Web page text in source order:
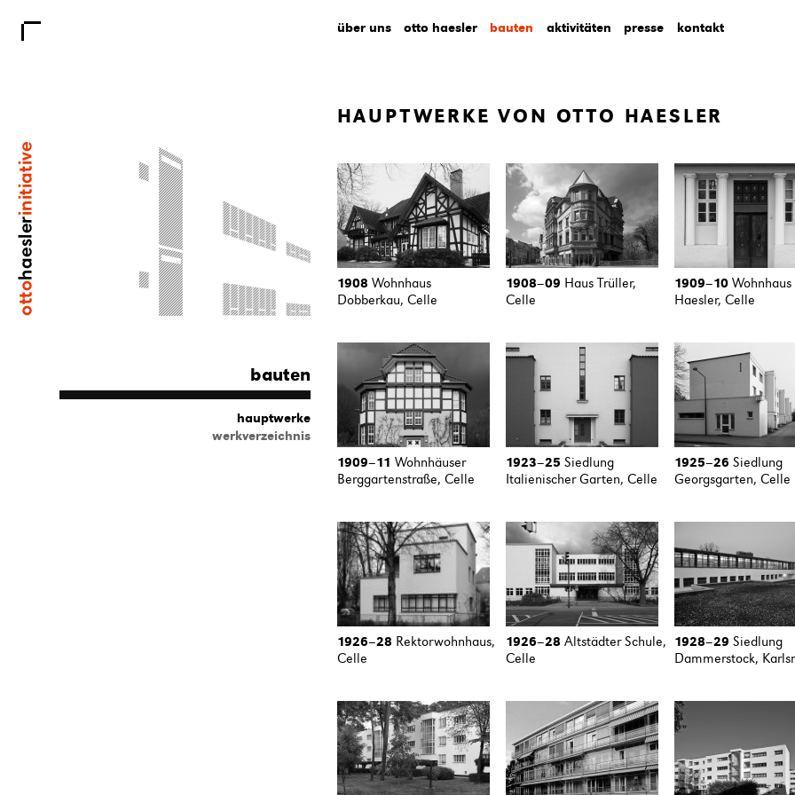
bauten
hauptwerke
werkverzeichnis
über uns otto haesler bauten aktivitäten presse kontakt
HAUPTWERKE VON OTTO HAESLER
1908 Wohnhaus
Dobberkau, Celle
1908–09 Haus Trüller,
Celle
1909–10 Wohnhaus
Haesler, Celle
1909–11 Wohnhäuser
Berggartenstraße, Celle
1923–25 Siedlung
Italienischer Garten, Celle
1925–26 Siedlung
Georgsgarten, Celle
1926–28 Rektorwohnhaus,
Celle
1926–28 Altstädter Schule,
Celle
1928–29 Siedlung
Dammerstock,